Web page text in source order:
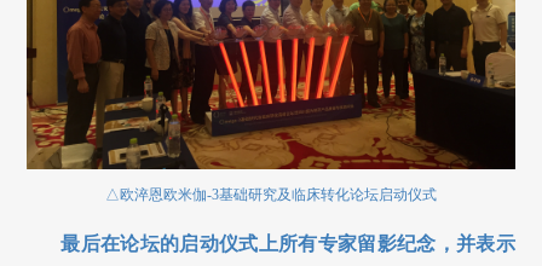
△欧淬恩欧米伽-3基础研究及临床转化论坛启动仪式
最后在论坛的启动仪式上所有专家留影纪念，并表示